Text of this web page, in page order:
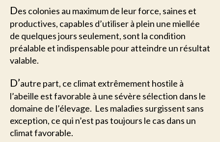
Des colonies au maximum de leur force, saines et
productives, capables d’utiliser à plein une miellée
de quelques jours seulement, sont la condition
préalable et indispensable pour atteindre un résultat
valable.
D’autre part, ce climat extrêmement hostile à
l’abeille est favorable à une sévère sélection dans le
domaine de l’élevage. Les maladies surgissent sans
exception, ce qui n’est pas toujours le cas dans un
climat favorable.